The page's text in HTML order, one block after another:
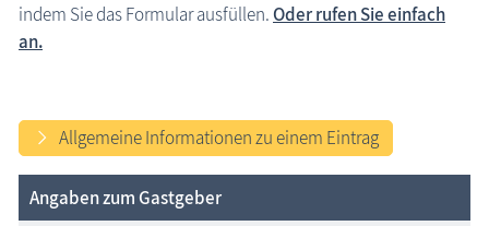
Blog
indem Sie das Formular ausfüllen.Oder rufen Sie einfach
an.
Allgemeine Informationen zu einem Eintrag
Angaben zum Gastgeber